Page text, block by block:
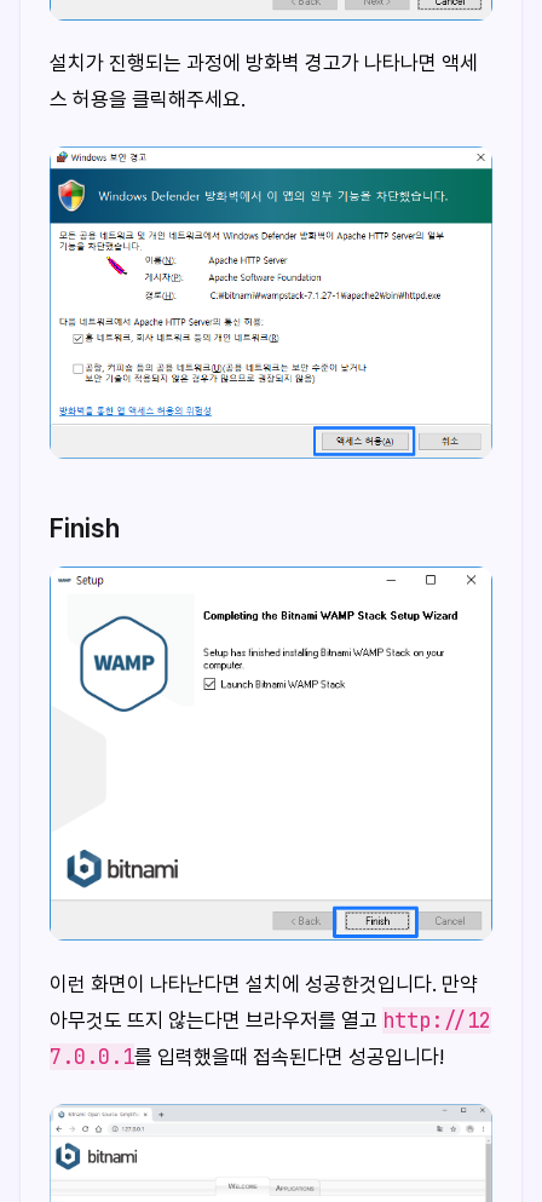
설치가 진행되는 과정에 방화벽 경고가 나타나면 액세
스 허용을 클릭해주세요.
Finish
이런 화면이 나타난다면 설치에 성공한것입니다. 만약
아무것도 뜨지 않는다면 브라우저를 열고 http://12
7.0.0.1를 입력했을때 접속된다면 성공입니다!